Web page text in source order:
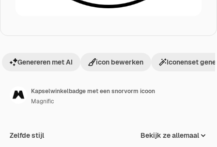
Genereren met AI icon bewerken Iconenset
Kapselwinkelbadge met een snorvorm icoon
Magnific
Zelfde stijl Bekijk ze allemaal